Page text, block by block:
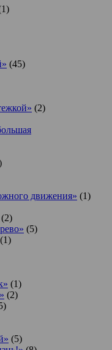
(45)
(2)
движения» (1)
(2)
(5)
(1)
(1)
(2)
(5)